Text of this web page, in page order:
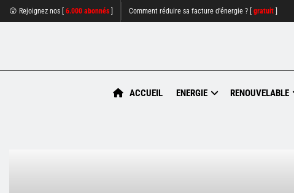
😮 Rejoignez nos [ 6.000 abonnés Comment réduire sa facture d'énergie ? [ gratuit
ACCUEIL ENERGIE RENOUVELABLE